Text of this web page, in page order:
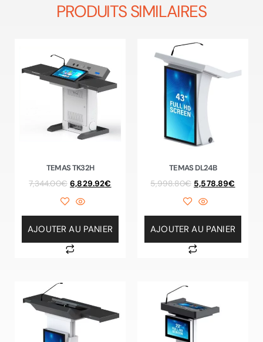
PRODUITS SIMILAIRES
TEMAS TK32H
7,344.00€ 6,829.92€
AJOUTER AU PANIER
TEMAS DL24B
5,998.80€ 5,578.89€
AJOUTER AU PANIER